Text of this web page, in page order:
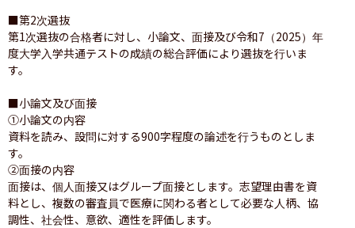
■第2次選抜
第1次選抜の合格者に対し、小論文、面接及び令和7（2025）年
度大学入学共通テストの成績の総合評価により選抜を行いま
す。
■小論文及び面接
①小論文の内容
資料を読み、設問に対する900字程度の論述を行うものとしま
す。
②面接の内容
面接は、個人面接又はグループ面接とします。志望理由書を資
料とし、複数の審査員で医療に関わる者として必要な人柄、協
調性、社会性、意欲、適性を評価します。